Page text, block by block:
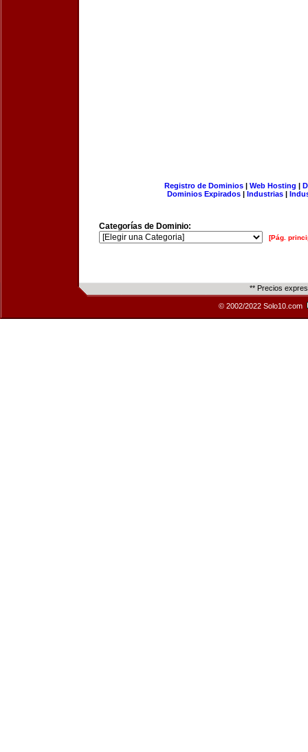
Registro de Dominios| Web Hosting |
Dominios Expirados | Industrias |
Categorías de Dominio:
[Pág.
** Precios
© 2002/2022 Solo10.com